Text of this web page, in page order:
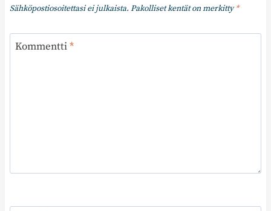
Sähköpostiosoitettasi ei julkaista. Pakolliset kentät on merkitty*
Kommentti*